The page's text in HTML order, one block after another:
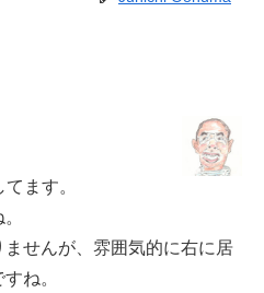
ます。
せんが、雰囲気的に右に居
ね。